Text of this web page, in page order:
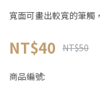
寬面可畫出較寬的筆觸
NT$40 NT$50
商品編號: